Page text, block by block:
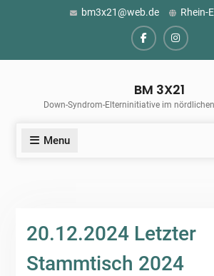
bm3x21@web.de Rhein-
Facebook
BM 3X21
Down-Syndrom-Elterninitiative im
Menu
20.12.2024 Letzter
Stammtisch 2024